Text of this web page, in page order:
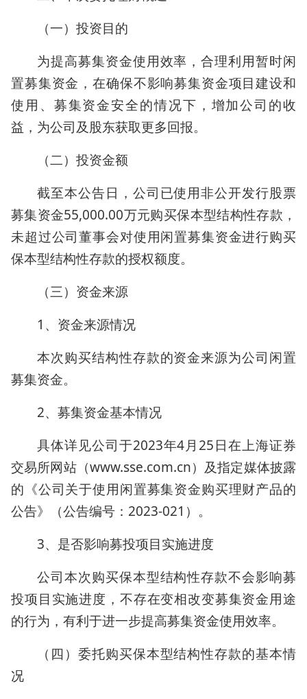
（一）投资目的
为提高募集资金使用效率，合理利用暂时闲
置募集资金，在确保不影响募集资金项目建设和
使用、募集资金安全的情况下，增加公司的收
益，为公司及股东获取更多回报。
（二）投资金额
截至本公告日，公司已使用非公开发行股票
募集资金55,000.00万元购买保本型结构性存款，
未超过公司董事会对使用闲置募集资金进行购买
保本型结构性存款的授权额度。
（三）资金来源
1、资金来源情况
本次购买结构性存款的资金来源为公司闲置
募集资金。
2、募集资金基本情况
具体详见公司于2023年4月25日在上海证券
交易所网站（www.sse.com.cn）及指定媒体披露
的《公司关于使用闲置募集资金购买理财产品的
公告》（公告编号：2023-021）。
3、是否影响募投项目实施进度
公司本次购买保本型结构性存款不会影响募
投项目实施进度，不存在变相改变募集资金用途
的行为，有利于进一步提高募集资金使用效率。
（四）委托购买保本型结构性存款的基本情
况